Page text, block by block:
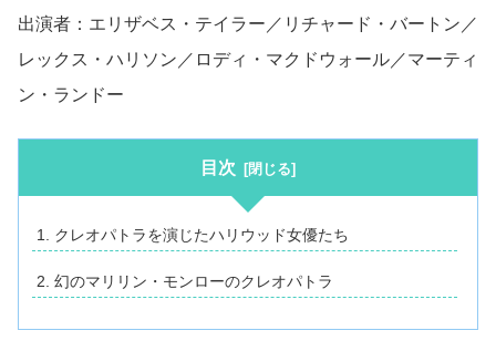
出演者：エリザベス・テイラー／リチャード・バートン／
レックス・ハリソン／ロディ・マクドウォール／マーティ
ン・ランドー
目次
クレオパトラを演じたハリウッド女優たち
幻のマリリン・モンローのクレオパトラ